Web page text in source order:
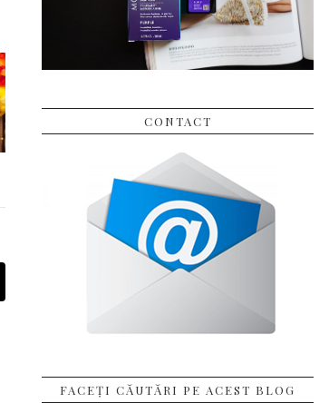
CONTACT
FACEȚI CĂUTĂRI PE ACEST BLOG